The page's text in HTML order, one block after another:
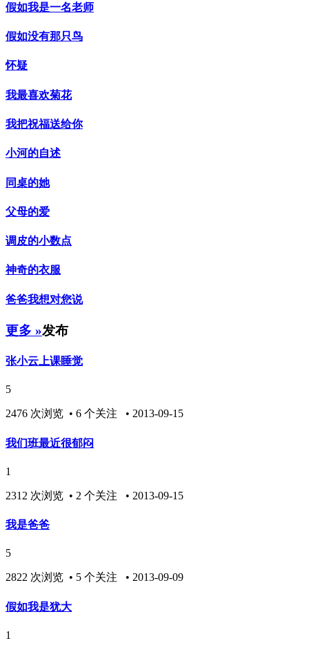
假如我是一名老师
假如没有那只鸟
怀疑
我最喜欢菊花
我把祝福送给你
小河的自述
同桌的她
父母的爱
调皮的小数点
神奇的衣服
爸爸我想对您说
更多 »发布
张小云上课睡觉
5
2476 次浏览 • 6 个关注 • 2013-09-15
我们班最近很郁闷
1
2312 次浏览 • 2 个关注 • 2013-09-15
我是爸爸
5
2822 次浏览 • 5 个关注 • 2013-09-09
假如我是犹大
1